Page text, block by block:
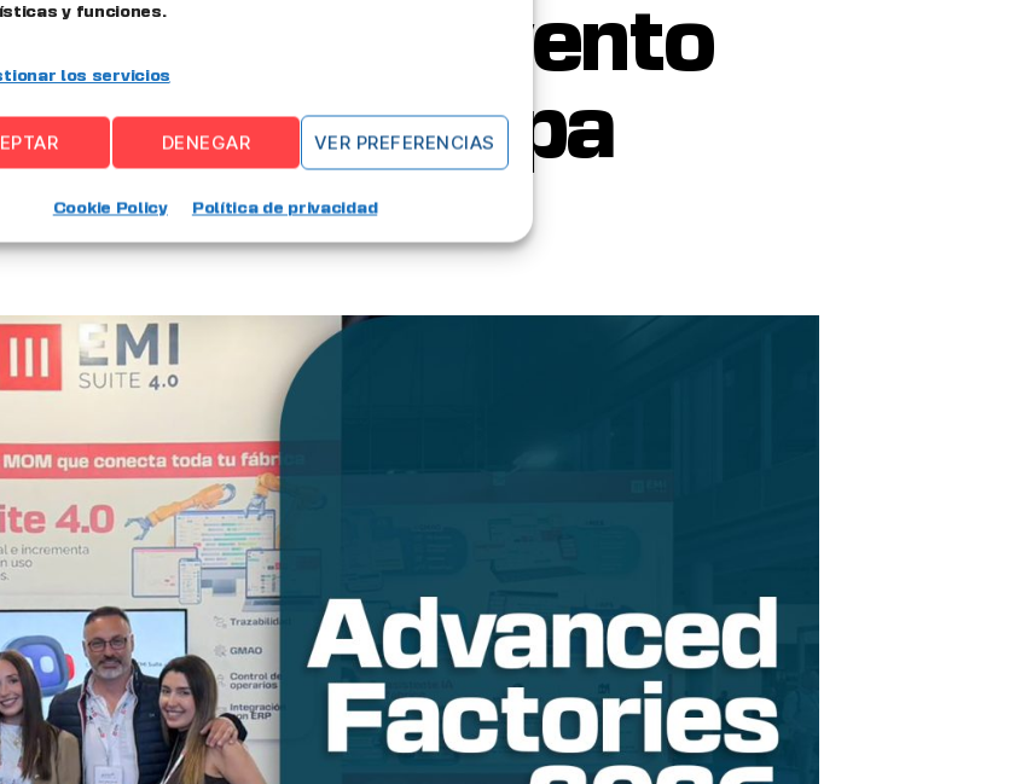
y funciones.
los servicios
DENEGAR VER PREFERENCIAS
Cookie Policy Política de privacidad
del mayor evento
de Europa